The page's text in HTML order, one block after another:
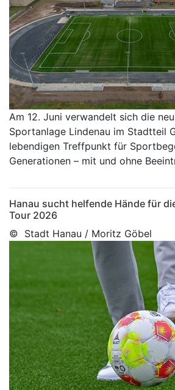
Am 12. Juni verwandelt sich die
Sportanlage Lindenau im Stadtteil
lebendigen Treffpunkt für
Generationen – mit und ohne
Hanau sucht helfende Hände für
Tour 2026
© Stadt Hanau / Moritz Göbel